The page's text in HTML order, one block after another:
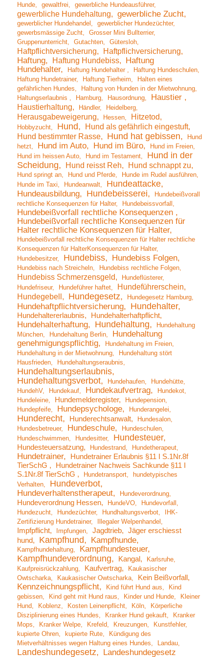
Hunde
gewaltfrei gewerbliche Hundeausführer
gewerbliche Hundehaltung gewerbliche Zucht
gewerblicher Hundehandel
gewerblicher Hundezüchter
gewerbsmässige Zucht
Grosser Mini Bullterrier
Gruppenunterricht
Gutachten Gütersloh
Haftpflichtversicherung Haftpflichversicherung
Haftung Haftung Hundebiss
Haftung
Hundehalter
Haftung Hundehalter
Haftung Hundeschulen
Haftung Hundetrainer
Haftung Tierheim
Halten eines
gefährlichen Hundes
Haltung von Hunden in der Mietwohnung
Haltungserlaubnis
Hamburg Hausordnung Haustier
Haustierhaltung Händler Heidelberg
Herausgabeweigerung Hessen Hitzetod
Hobbyzucht Hund
Hund als gefährlich eingestuft
Hund bestimmter Rasse
Hund hat gebissen
Hund
hetzt
Hund im Auto Hund im Büro
Hund im Freien
Hund im heissen Auto
Hund im Testament
Hund in der
Scheidung
Hund reisst Reh Hund schnappt zu
Hund springt an Hund und Pferde
Hunde im Rudel ausführen
Hunde im Taxi
Hundeanwalt Hundeattacke
Hundeausbildung Hundebeisserei
Hundebeißvorall
rechtliche Konsequenzen für Halter
Hundebeissvorfall
Hundebeißvorfall rechtliche Konsequenzen
Hundebeißvorfall rechtliche Konsequenzen für
Halter rechtliche Konsequenzen für Halter
Hundebeißvorfall rechtliche Konsequenzen für Halter rechtliche
Konsequenzen für HalterKonsequenzen für Halter
Hundebesitzer
Hundebiss Hundebiss Folgen
Hundebiss nach Streicheln Hundebiss rechtliche Folgen
Hundebiss Schmerzensgeld
Hundeflüsterer
Hundefriseur
Hundeführer haftet
Hundeführerschein
Hundegebell
Hundegesetz Hundegesetz Hamburg
Hundehaftpflichtversicherung Hundehalter
Hundehaltererlaubnis Hundehalterhaftpflicht
Hundehalterhaftung Hundehaltung
Hundehaltung
München
Hundehaltung Berlin
Hundehaltung
genehmigungspflichtig
Hundehaltung im Freien
Hundehaltung in der Mietwohnung
Hundehaltung stört
Hausfrieden
Hundehaltungseraubnis
Hundehaltungserlaubnis
Hundehaltungsverbot
Hundehaufen
Hundehütte
HundehV
Hundekauf Hundekaufvertrag
Hundekot
Hundeleine
Hundemelderegister
Hundepension
Hundepfeife
Hundepsychologe Hunderangelei
Hunderecht Hunderechtsanwalt
Hundesalon
Hundesbetreuer
Hundeschule
Hundeschulen
Hundeschwimmen
Hundesitter Hundesteuer
Hundesteuersatzung Hundestrand Hundetherapeut
Hundetrainer
Hundetrainer Erlaubnis §11 I S.1Nr.8f
TierSchG
Hundetrainer Nachweis Sachkunde §11 I
S.1Nr.8f TierSchG
Hundetransport
hundetypisches
Verhalten
Hundeverbot
Hundeverhaltenstherapeut Hundeverordnung
Hundeverordnung Hessen HundeVO
Hundevorfall
Hundezucht
Hundezüchter Hundhaltungsverbot
IHK-
Zertifizierung Hundetrainer
Illegaler Welpenhandel
Impfpflicht Impfungen Jagdtrieb
Jäger erschiesst
hund
Kampfhund Kampfhunde
Kampfhundehaltung Kampfhundesteuer
Kampfhundeverordnung Kangal
Karlsruhe
Kaufpreisrückzahlung
Kaufvertrag
Kaukasischer
Owtscharka
Kaukasischer Owtscharka Kein Beißvorfall
Kennzeichnungspflicht Kind führt Hund aus
Kind
gebissen
Kind geht mit Hund raus Kinder und Hunde
Kleiner
Hund
Koblenz Kosten Leinenpflicht Köln
Körperliche
Disziplinierung eines Hundes
Kranker Hund gekauft
Kranker
Mops
Kranker Welpe Krefeld Kreuzungen
Kunstfehler
kupierte Ohren
kupierte Rute
Kündigung des
Mietverhältnisses wegen Haltung eines Hundes
Landau
Landeshundegesetz
Landeshundegesetz